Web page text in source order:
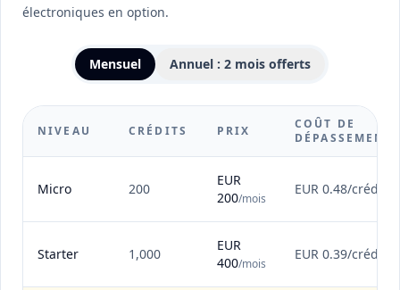
électroniques en option.
Mensuel Annuel : 2 mois offerts
NIVEAU CRÉDITS PRIX
COÛT DE
DÉPASSEMENT
Micro 200
EUR
200/mois
EUR 0.48/crédit
Starter 1,000
EUR
400/mois
EUR 0.39/crédit